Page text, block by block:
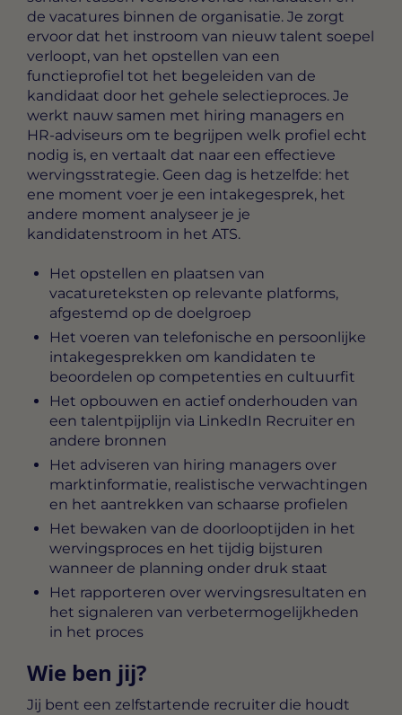
de vacatures binnen de organisatie. Je zorgt
ervoor dat het instroom van nieuw talent soepel
verloopt, van het opstellen van een
functieprofiel tot het begeleiden van de
kandidaat door het gehele selectieproces. Je
werkt nauw samen met hiring managers en
HR-adviseurs om te begrijpen welk profiel echt
nodig is, en vertaalt dat naar een effectieve
wervingsstrategie. Geen dag is hetzelfde: het
ene moment voer je een intakegesprek, het
andere moment analyseer je je
kandidatenstroom in het ATS.
Het opstellen en plaatsen van
vacatureteksten op relevante platforms,
afgestemd op de doelgroep
Het voeren van telefonische en persoonlijke
intakegesprekken om kandidaten te
beoordelen op competenties en cultuurfit
Het opbouwen en actief onderhouden van
een talentpijplijn via LinkedIn Recruiter en
andere bronnen
Het adviseren van hiring managers over
marktinformatie, realistische verwachtingen
en het aantrekken van schaarse profielen
Het bewaken van de doorlooptijden in het
wervingsproces en het tijdig bijsturen
wanneer de planning onder druk staat
Het rapporteren over wervingsresultaten en
het signaleren van verbetermogelijkheden
in het proces
Wie ben jij?
Jij bent een zelfstartende recruiter die houdt